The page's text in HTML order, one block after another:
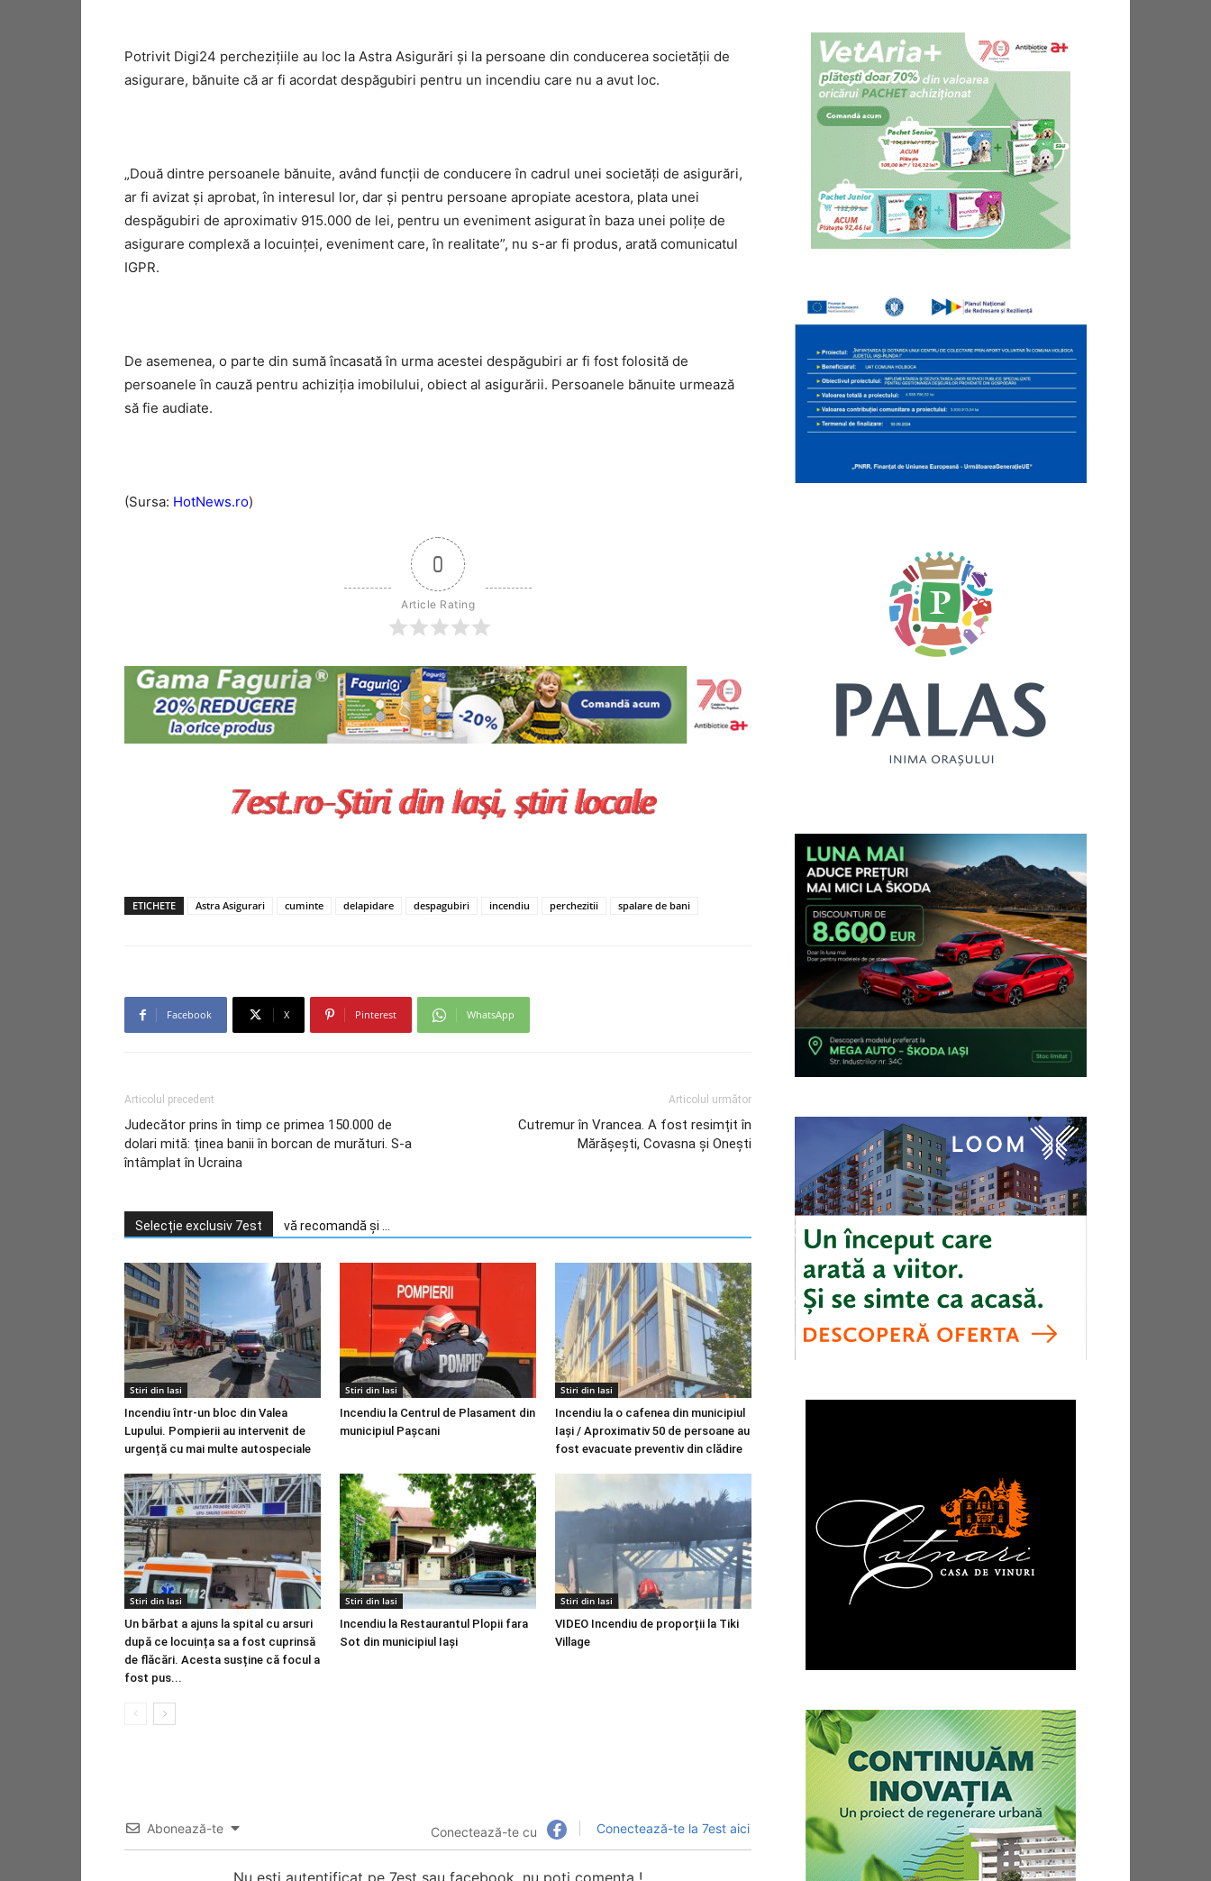
Potrivit Digi24 percheziţiile au loc la Astra Asigurări şi la persoane din conducerea societăţii de
asigurare, bănuite că ar fi acordat despăgubiri pentru un incendiu care nu a avut loc.
„Două dintre persoanele bănuite, având funcţii de conducere în cadrul unei societăţi de asigurări,
ar fi avizat şi aprobat, în interesul lor, dar şi pentru persoane apropiate acestora, plata unei
despăgubiri de aproximativ 915.000 de lei, pentru un eveniment asigurat în baza unei poliţe de
asigurare complexă a locuinţei, eveniment care, în realitate”, nu s-ar fi produs, arată comunicatul
IGPR.
De asemenea, o parte din sumă încasată în urma acestei despăgubiri ar fi fost folosită de
persoanele în cauză pentru achiziţia imobilului, obiect al asigurării. Persoanele bănuite urmează
să fie audiate.
(Sursa: HotNews.ro)
0
Article Rating
ETICHETE Astra Asigurari cuminte delapidare despagubiri incendiu perchezitii spalare de bani
Facebook X Pinterest WhatsApp
Articolul precedent
Judecător prins în timp ce primea 150.000 de
dolari mită: ținea banii în borcan de murături. S-a
întâmplat în Ucraina
Articolul următor
Cutremur în Vrancea. A fost resimțit în
Mărășești, Covasna și Onești
Selecție exclusiv 7est vă recomandă și ...
Stiri din Iasi
Incendiu într-un bloc din Valea
Lupului. Pompierii au intervenit de
urgență cu mai multe autospeciale
Stiri din Iasi
Incendiu la Centrul de Plasament din
municipiul Pașcani
Stiri din Iasi
Incendiu la o cafenea din municipiul
Iaşi / Aproximativ 50 de persoane au
fost evacuate preventiv din clădire
Stiri din Iasi
Un bărbat a ajuns la spital cu arsuri
după ce locuința sa a fost cuprinsă
de flăcări. Acesta susține că focul a
fost pus...
Stiri din Iasi
Incendiu la Restaurantul Plopii fara
Sot din municipiul Iași
Stiri din Iasi
VIDEO Incendiu de proporții la Tiki
Village
Abonează-te Conectează-te cu Conectează-te la 7est aici
Nu esti autentificat pe 7est sau facebook, nu poti comenta !